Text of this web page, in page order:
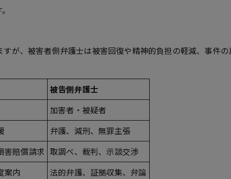
が、被害者側弁護士は被害回復や精神的負担の軽減、事件
被告側弁護士
加害者・被疑者
弁護、減刑、無罪主張
害賠償請求 取調べ、裁判、示談交渉
案内
法的弁護、証拠収集、弁論